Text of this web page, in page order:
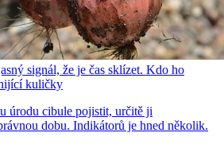
signál, že je čas sklízet. Kdo ho
kuličky
úrodu cibule pojistit, určitě ji
dobu. Indikátorů je hned několik.